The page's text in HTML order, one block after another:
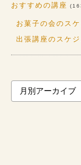
おすすめの講座
お菓子の会のス
出張講座のスケ